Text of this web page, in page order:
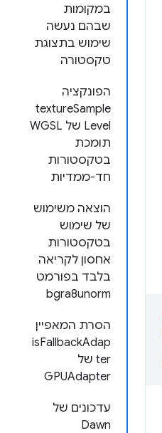
במקומות
שבהם נעשה
שימוש בתצוגת
טקסטורה
הפונקציה
textureSample
Level של WGSL
תומכת
בטקסטורות
חד-ממדיות
הוצאה משימוש
של שימוש
בטקסטורות
אחסון לקריאה
בלבד בפורמט
bgra8unorm
הסרת המאפיין
isFallbackAdap
ter של
GPUAdapter
עדכונים של
Dawn